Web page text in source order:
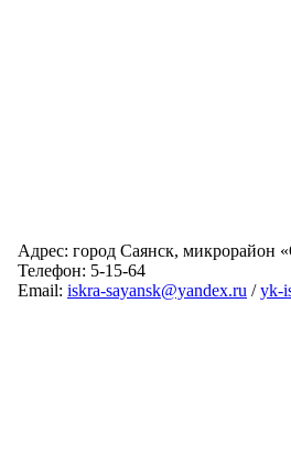
Адрес: город Саянск, микрорайон
Телефон: 5-15-64
Email: iskra-sayansk@yandex.ru /yk-